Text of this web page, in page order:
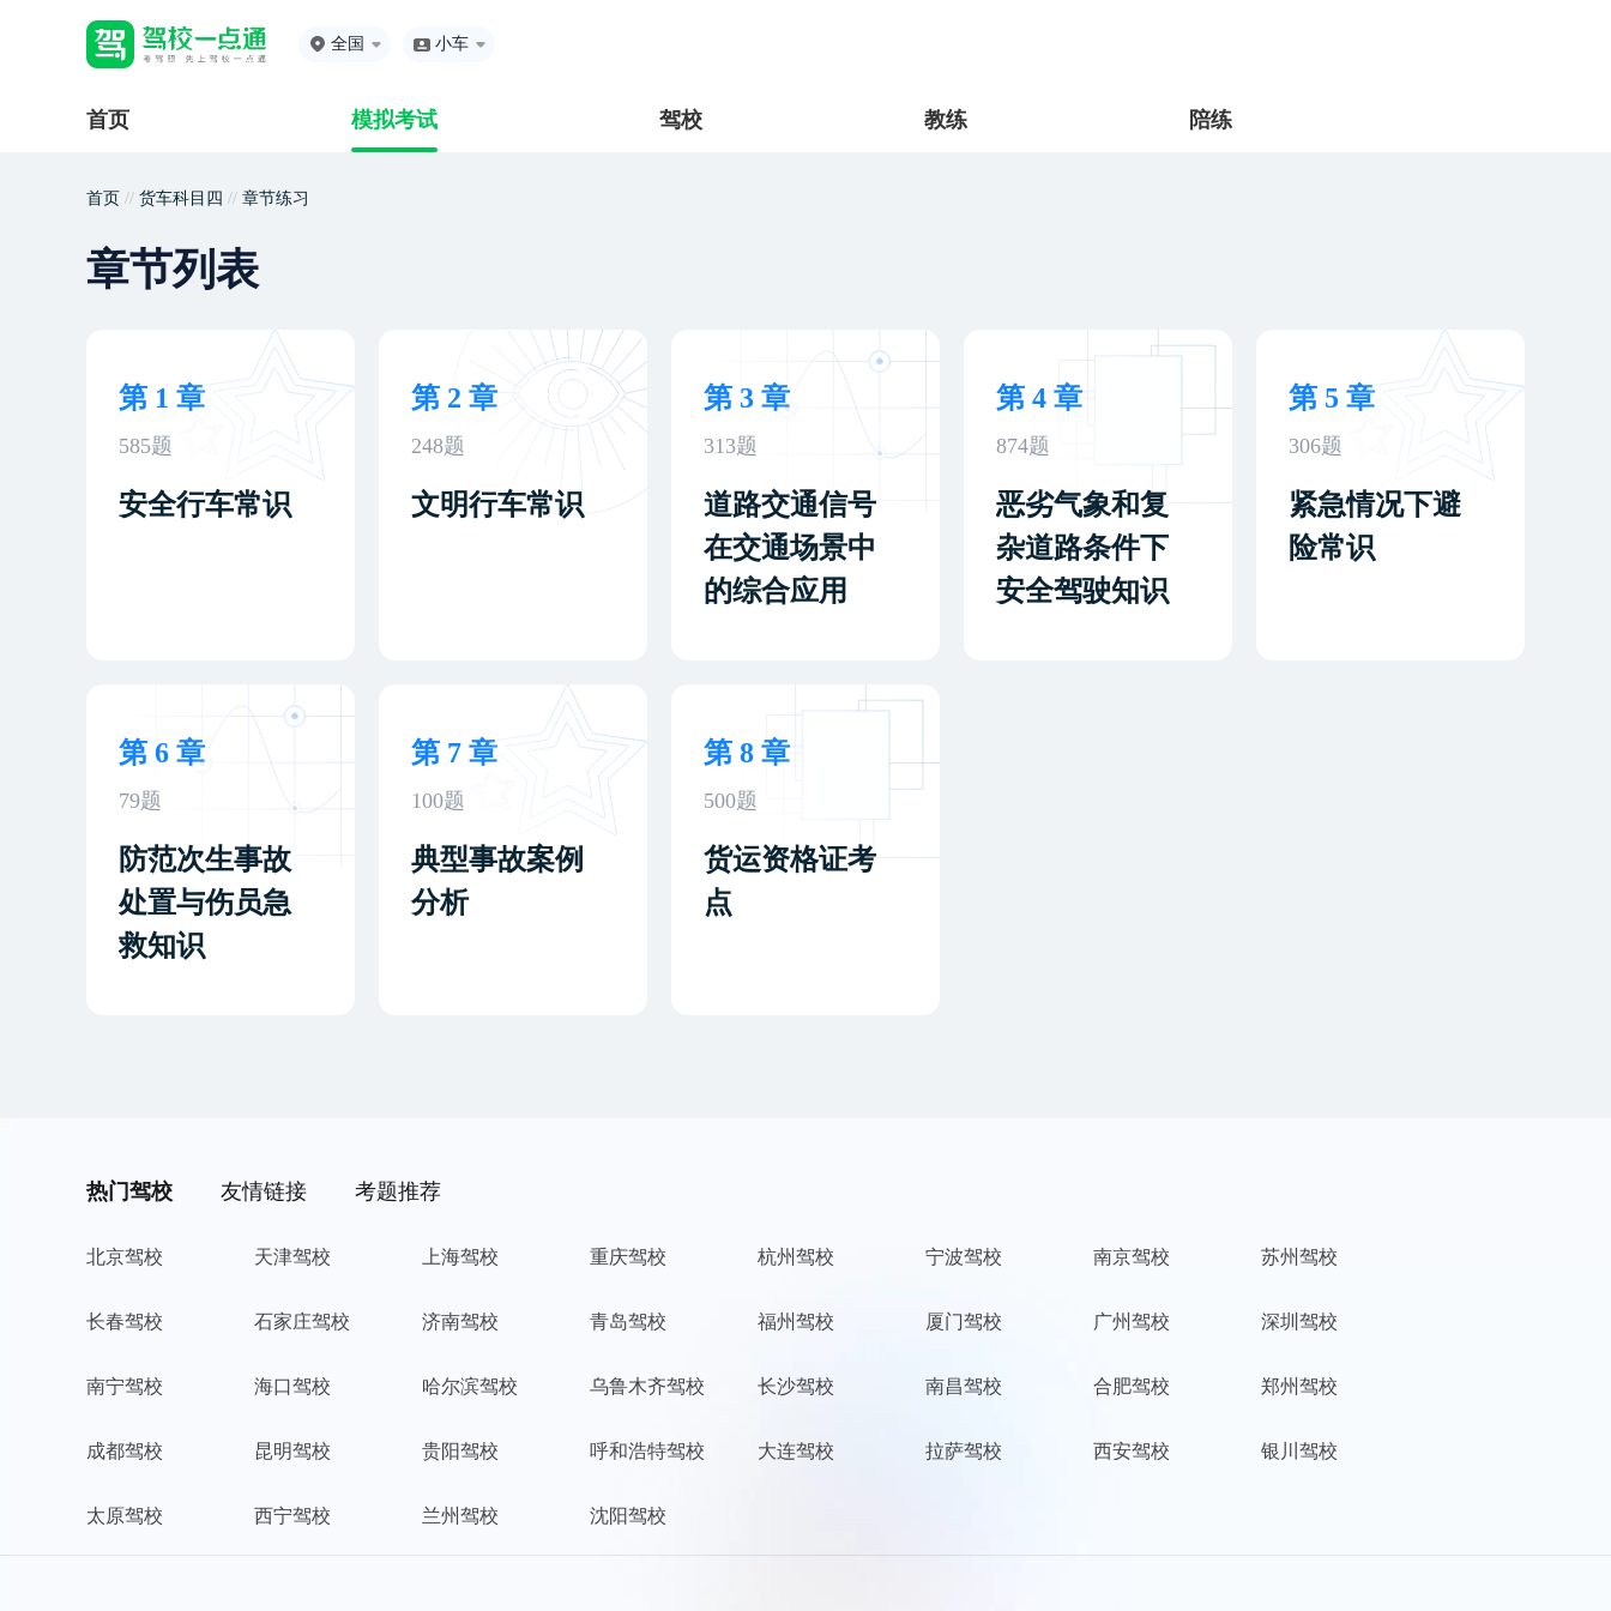
全国 小车
首页 模拟考试 驾校 教练 陪练
首页 // 货车科目四 // 章节练习
章节列表
第 1 章
585题
安全行车常识
第 2 章
248题
文明行车常识
第 3 章
313题
道路交通信号
在交通场景中
的综合应用
第 4 章
874题
恶劣气象和复
杂道路条件下
安全驾驶知识
第 5 章
306题
紧急情况下避
险常识
第 6 章
79题
防范次生事故
处置与伤员急
救知识
第 7 章
100题
典型事故案例
分析
第 8 章
500题
货运资格证考
点
热门驾校 友情链接 考题推荐
北京驾校 天津驾校 上海驾校 重庆驾校 杭州驾校 宁波驾校 南京驾校 苏州驾校
长春驾校 石家庄驾校 济南驾校 青岛驾校 福州驾校 厦门驾校 广州驾校 深圳驾校
南宁驾校 海口驾校 哈尔滨驾校 乌鲁木齐驾校 长沙驾校 南昌驾校 合肥驾校 郑州驾校
成都驾校 昆明驾校 贵阳驾校 呼和浩特驾校 大连驾校 拉萨驾校 西安驾校 银川驾校
太原驾校 西宁驾校 兰州驾校 沈阳驾校